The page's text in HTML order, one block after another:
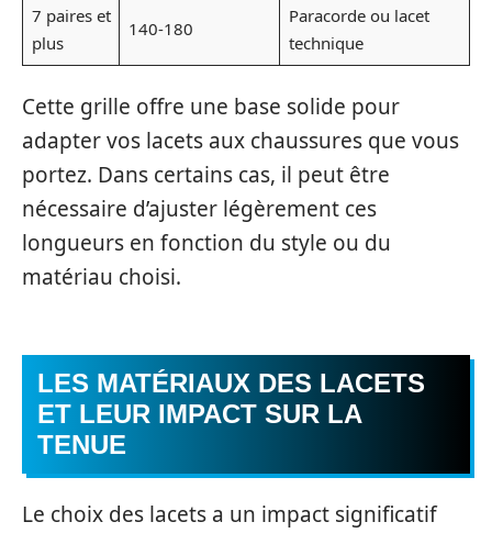
7 paires et
plus
140-180
Paracorde ou lacet
technique
Cette grille offre une base solide pour
adapter vos lacets aux chaussures que vous
portez. Dans certains cas, il peut être
nécessaire d’ajuster légèrement ces
longueurs en fonction du style ou du
matériau choisi.
LES MATÉRIAUX DES LACETS
ET LEUR IMPACT SUR LA
TENUE
Le choix des lacets a un impact significatif